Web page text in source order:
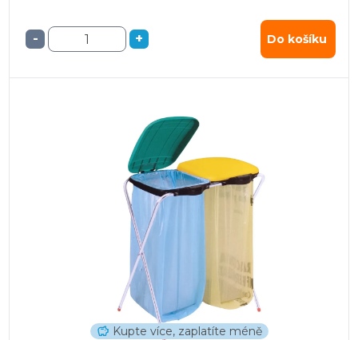
- + Do košíku
Kupte více, zaplatíte méně